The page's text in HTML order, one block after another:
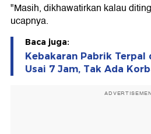
"Masih, dikhawatirkan kalau
ucapnya.
Baca juga:
Kebakaran Pabrik Terpal
Usai 7 Jam, Tak Ada